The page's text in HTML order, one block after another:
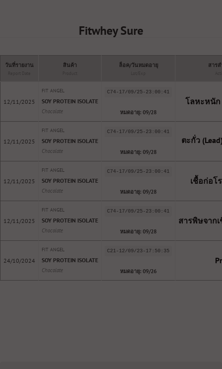
Fitwhey Sure
วันที่รายงาน สินค้า ล็อค/วันหมดอายุ สาร
12/11/2025
FIT ANGEL
SOY PROTEIN ISOLATE
Chocolate
C74-17/09/25-23:00:41
หมดอายุ: 09/28
โลหะหนัก
12/11/2025
FIT ANGEL
SOY PROTEIN ISOLATE
Chocolate
C74-17/09/25-23:00:41
หมดอายุ: 09/28
ตะกั่ว
12/11/2025
FIT ANGEL
SOY PROTEIN ISOLATE
Chocolate
C74-17/09/25-23:00:41
หมดอายุ: 09/28
เชื้อก่อโ
12/11/2025
FIT ANGEL
SOY PROTEIN ISOLATE
Chocolate
C74-17/09/25-23:00:41
หมดอายุ: 09/28
สารพิษจาก
24/10/2024
FIT ANGEL
SOY PROTEIN ISOLATE
Chocolate
C21-12/09/23-17:50:35
หมดอายุ: 09/26